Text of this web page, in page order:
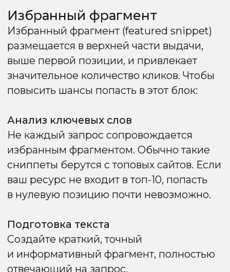
Основные моменты:
Адаптивный дизайн:страницы должны
автоматически подстраиваться под
размер экрана.
Удобная навигация:кнопки и ссылки
должны быть легко кликабельными,
Скорость загрузки:мобильные
пользователи особенно чувствительны
к долгой загрузке, что напрямую влияет
на поведенческие факторы.
всплывающих блоков и элементов,
мешающих просмотру контента.
повышает позиции в Google,
но и улучшает опыт пользователей,
увеличивая конверсии и вовлечённость.